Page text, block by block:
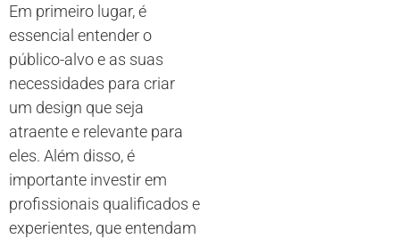
Em primeiro lugar, é
essencial entender o
público-alvo e as suas
necessidades para criar
um design que seja
atraente e relevante para
eles. Além disso, é
importante investir em
profissionais qualificados e
experientes, que entendam